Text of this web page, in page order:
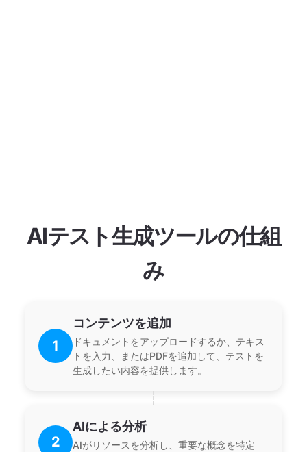
AIテスト生成ツールの仕組
み
1
コンテンツを追加
ドキュメントをアップロードするか、テキス
トを入力、またはPDFを追加して、テストを
生成したい内容を提供します。
2
AIによる分析
AIがリソースを分析し、重要な概念を特定